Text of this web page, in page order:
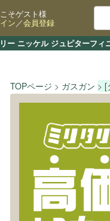
ー ニッケル ジュピターフ
そゲスト様
ン／会員登録
TOPページ ガスガン [